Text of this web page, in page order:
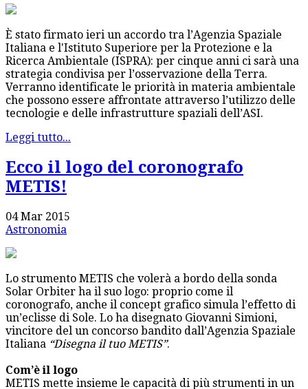
È stato firmato ieri un accordo tra l’Agenzia Spaziale
Italiana e l'Istituto Superiore per la Protezione e la
Ricerca Ambientale (ISPRA): per cinque anni ci sarà una
strategia condivisa per l’osservazione della Terra.
Verranno identificate le priorità in materia ambientale
che possono essere affrontate attraverso l’utilizzo delle
tecnologie e delle infrastrutture spaziali dell’ASI.
Leggi tutto...
Ecco il logo del coronografo
METIS!
04 Mar 2015
Astronomia
Lo strumento METIS che volerà a bordo della sonda
Solar Orbiter ha il suo logo: proprio come il
coronografo, anche il concept grafico simula l’effetto di
un’eclisse di Sole. Lo ha disegnato Giovanni Simioni,
vincitore del un concorso bandito dall’Agenzia Spaziale
Italiana “Disegna il tuo METIS”.
Com’è il logo
METIS mette insieme le capacità di più strumenti in un